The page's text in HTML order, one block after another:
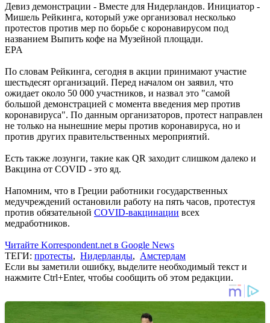
Девиз демонстрации - Вместе для Нидерландов. Инициатор -
Мишель Рейкинга, который уже организовал несколько
протестов против мер по борьбе с коронавирусом под
названием Выпить кофе на Музейной площади.
EPA
По словам Рейкинга, сегодня в акции принимают участие
шестьдесят организаций. Перед началом он заявил, что
ожидает около 50 000 участников, и назвал это "самой
большой демонстрацией с момента введения мер против
коронавируса". По данным организаторов, протест направлен
не только на нынешние меры против коронавируса, но и
против других правительственных мероприятий.
Есть также лозунги, такие как QR заходит слишком далеко и
Вакцина от COVID - это яд.
Напомним, что в Греции работники государственных
медучреждений остановили работу на пять часов, протестуя
против обязательной COVID-вакцинации всех
медработников.
Читайте Korrespondent.net в Google News
ТЕГИ: протесты, Нидерланды, Амстердам
Если вы заметили ошибку, выделите необходимый текст и
нажмите Ctrl+Enter, чтобы сообщить об этом редакции.